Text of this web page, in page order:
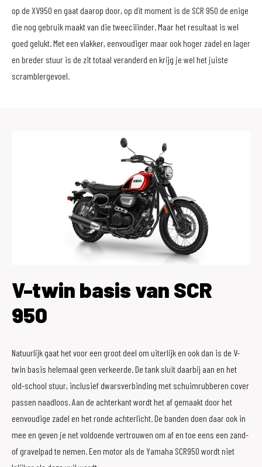
op de XV950 en gaat daarop door, op dit moment is de SCR 950 de enige
die nog gebruik maakt van die tweecilinder. Maar het resultaat is wel
goed gelukt. Met een vlakker, eenvoudiger maar ook hoger zadel en lager
en breder stuur is de zit totaal veranderd en krijg je wel het juiste
scramblergevoel.
V-twin basis van SCR
950
Natuurlijk gaat het voor een groot deel om uiterlijk en ook dan is de V-
twin basis helemaal geen verkeerde. De tank sluit daarbij aan en het
old-school stuur, inclusief dwarsverbinding met schuimrubberen cover
passen naadloos. Aan de achterkant wordt het af gemaakt door het
eenvoudige zadel en het ronde achterlicht. De banden doen daar ook in
mee en geven je net voldoende vertrouwen om af en toe eens een zand-
of gravelpad te nemen. Een motor als de Yamaha SCR950 wordt niet